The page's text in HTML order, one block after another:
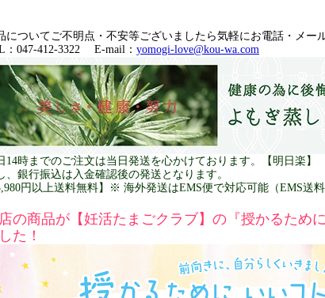
についてご不明点・不安等ございましたら気軽にお電話・メー
：047-412-3322 E-mail： yomogi-love@kou-wa.com
14時までのご注文は当日発送を心かけております。【明日楽】
、銀行振込は入金確認後の発送となります。
円以上送料無料】※ 海外発送はEMS便で対応可能（EMS送料
の商品が【妊活たまごクラブ】の『授かるため
た！